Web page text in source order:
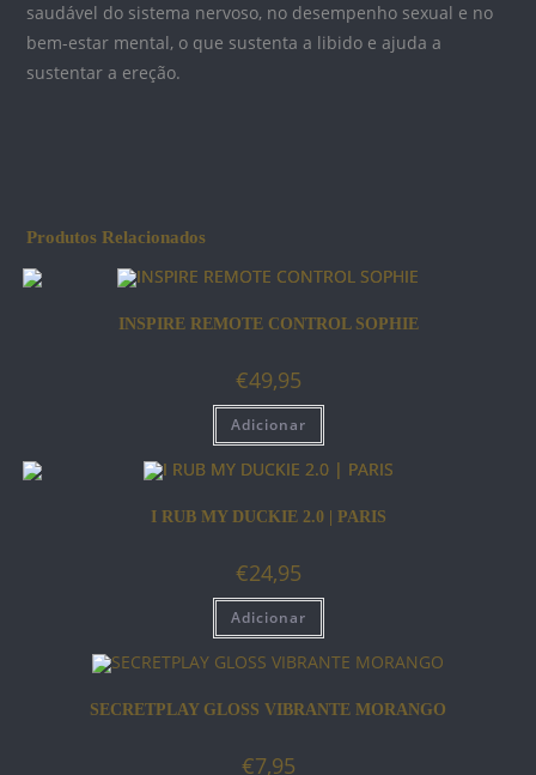
saudável do sistema nervoso, no desempenho sexual e no
bem-estar mental, o que sustenta a libido e ajuda a
sustentar a ereção.
Produtos Relacionados
INSPIRE REMOTE CONTROL SOPHIE
€49,95
Adicionar
I RUB MY DUCKIE 2.0 | PARIS
€24,95
Adicionar
SECRETPLAY GLOSS VIBRANTE MORANGO
€7,95